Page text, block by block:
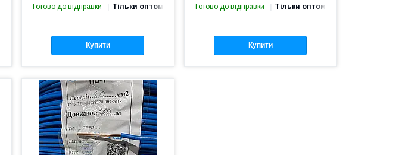
Готово до відправки Тільки оптом
Купити
Готово до відправки Тільки оптом
Купити